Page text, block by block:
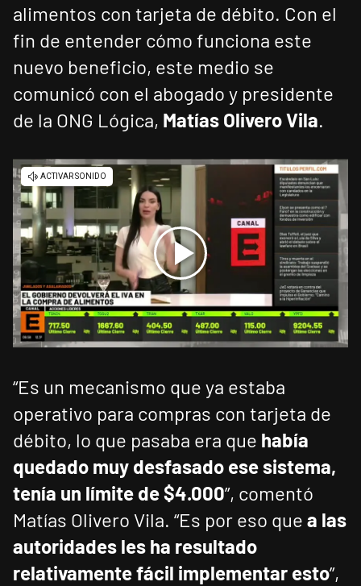
alimentos con tarjeta de débito. Con el
fin de entender cómo funciona este
nuevo beneficio, este medio se
comunicó con el abogado y presidente
de la ONG Lógica, Matías Olivero Vila.
“Es un mecanismo que ya estaba
operativo para compras con tarjeta de
débito, lo que pasaba era que había
quedado muy desfasado ese sistema,
tenía un límite de $4.000”, comentó
Matías Olivero Vila. “Es por eso que a las
autoridades les ha resultado
relativamente fácil implementar esto”,